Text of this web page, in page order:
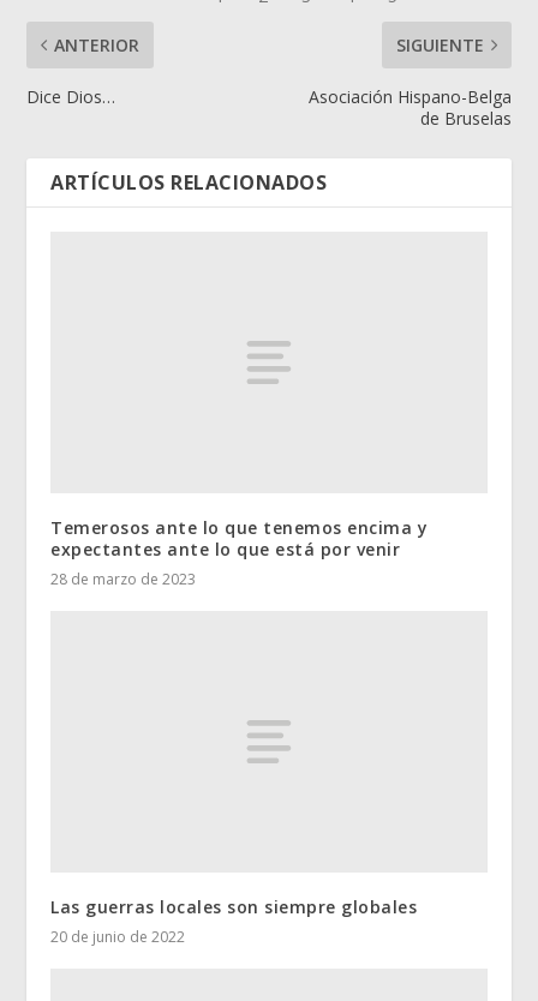
ANTERIOR
Dice Dios…
SIGUIENTE
Asociación Hispano-Belga
de Bruselas
ARTÍCULOS RELACIONADOS
Temerosos ante lo que tenemos encima y
expectantes ante lo que está por venir
28 de marzo de 2023
Las guerras locales son siempre globales
20 de junio de 2022